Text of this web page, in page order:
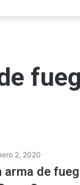
2, 2020
arma de